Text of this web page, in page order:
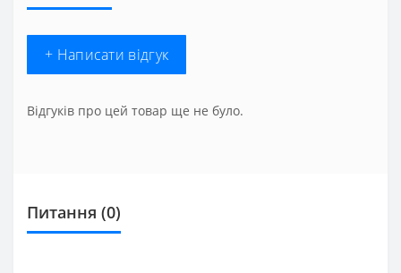
+ Написати відгук
Відгуків про цей товар ще не було.
Питання (0)